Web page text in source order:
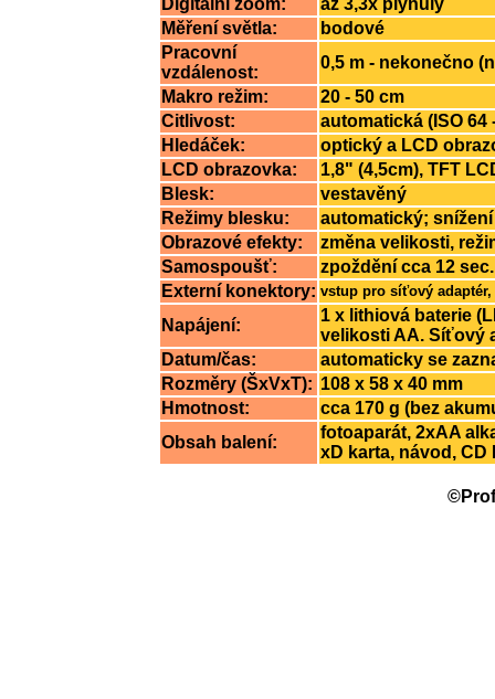
Digitální zoom:
až 3,3x plynulý
Měření světla:
bodové
Pracovní
vzdálenost:
0,5 m - nekonečno
Makro režim:
20 - 50 cm
Citlivost:
automatická (ISO 64
Hledáček:
optický a LCD
LCD obrazovka:
1,8" (4,5cm), TFT
Blesk:
vestavěný
Režimy blesku:
automatický;
Obrazové efekty:
změna velikosti,
Samospoušť:
zpoždění cca 12 sec.
Externí konektory: vstup pro síťový
Napájení:
1 x lithiová baterie
velikosti AA. Síťový
Datum/čas:
automaticky se
Rozměry (ŠxVxT): 108 x 58 x 40 mm
Hmotnost:
cca 170 g (bez
Obsah balení:
fotoaparát, 2xAA
xD karta, návod, CD